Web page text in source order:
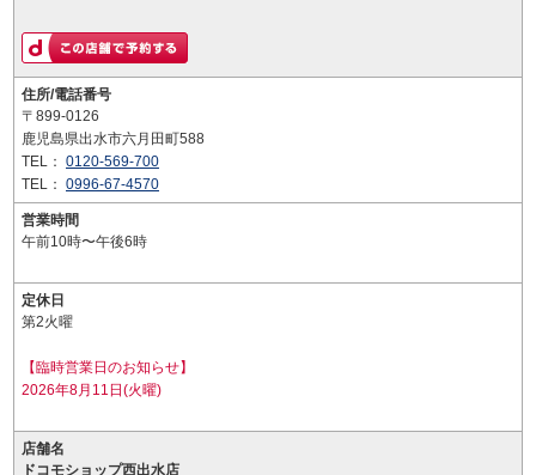
住所/電話番号
〒899-0126
鹿児島県出水市六月田町588
TEL： 0120-569-700
TEL： 0996-67-4570
営業時間
午前10時〜午後6時
定休日
第2火曜
【臨時営業日のお知らせ】
2026年8月11日(火曜)
店舗名
ドコモショップ西出水店